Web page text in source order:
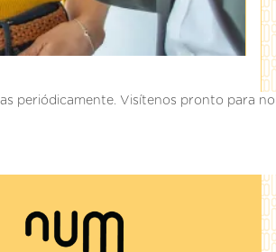
periódicamente. Visítenos pronto para no